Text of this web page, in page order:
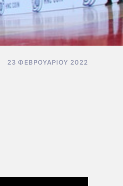
23 ΦΕΒΡΟΥΑΡΊΟΥ 2022